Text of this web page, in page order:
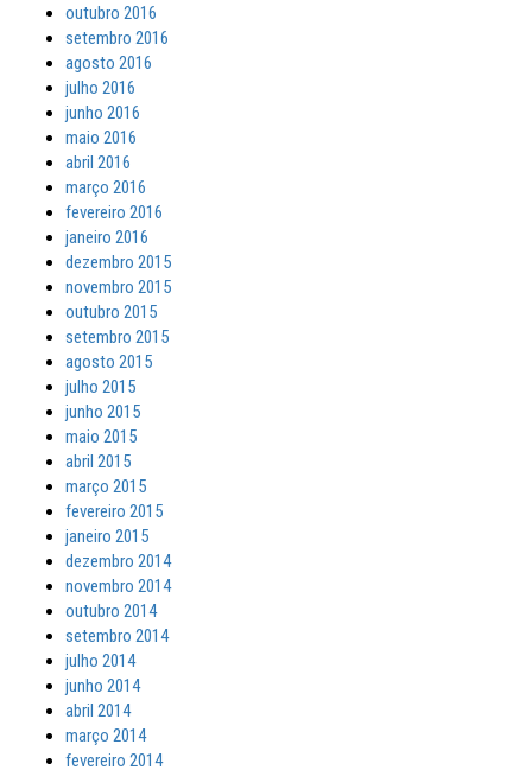
outubro 2016
setembro 2016
agosto 2016
julho 2016
junho 2016
maio 2016
abril 2016
março 2016
fevereiro 2016
janeiro 2016
dezembro 2015
novembro 2015
outubro 2015
setembro 2015
agosto 2015
julho 2015
junho 2015
maio 2015
abril 2015
março 2015
fevereiro 2015
janeiro 2015
dezembro 2014
novembro 2014
outubro 2014
setembro 2014
julho 2014
junho 2014
abril 2014
março 2014
fevereiro 2014